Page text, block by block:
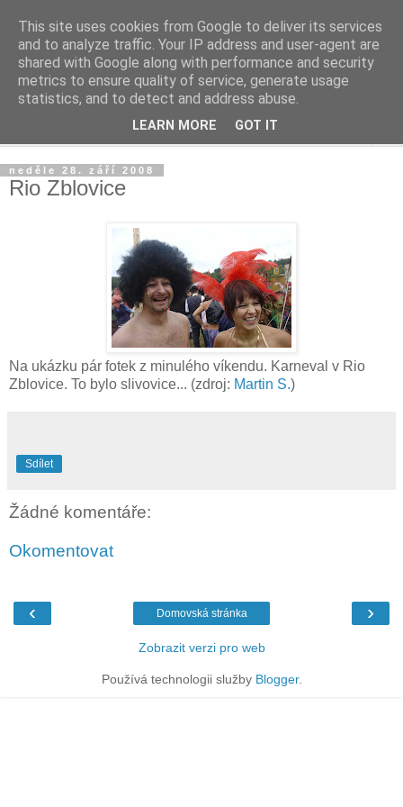
Zblovice
aneb co se děje v rodné vísce...
neděle 28. září 2008
Rio Zblovice
Na ukázku pár fotek z minulého víkendu. Karneval v Rio
Zblovice. To bylo slivovice... (zdroj: Martin S.)
Sdílet
Žádné komentáře:
Okomentovat
‹ ›
Domovská stránka
Zobrazit verzi pro web
Používá technologii služby Blogger.
This site uses cookies from Google to deliver its services
and to analyze traffic. Your IP address and user-agent are
shared with Google along with performance and security
metrics to ensure quality of service, generate usage
statistics, and to detect and address abuse.
LEARN MORE GOT IT